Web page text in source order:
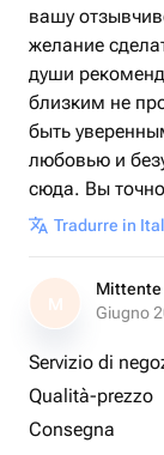
вашу
желание
души
близким не
быть
любовью и
сюда. Вы
Tradurre in
M
Mittente
Giugno
Servizio di
Qualità-prezzo
Consegna